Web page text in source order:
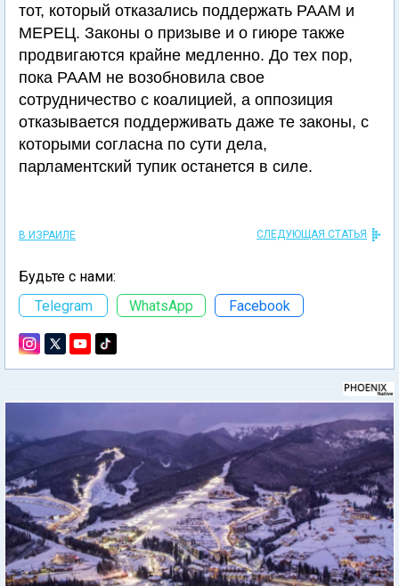
тот, который отказались поддержать РААМ и
МЕРЕЦ. Законы о призыве и о гиюре также
продвигаются крайне медленно. До тех пор,
пока РААМ не возобновила свое
сотрудничество с коалицией, а оппозиция
отказывается поддерживать даже те законы, с
которыми согласна по сути дела,
парламентский тупик останется в силе.
В ИЗРАИЛЕ СЛЕДУЮЩАЯ СТАТЬЯ
Будьте с нами:
Telegram
WhatsApp Facebook